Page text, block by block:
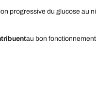
progressive du glucose au
au bon